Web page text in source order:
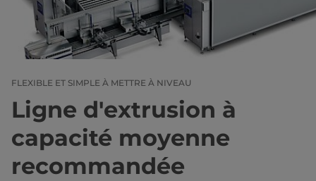
FLEXIBLE ET SIMPLE À METTRE À NIVEAU
Ligne d'extrusion à
capacité moyenne
recommandée